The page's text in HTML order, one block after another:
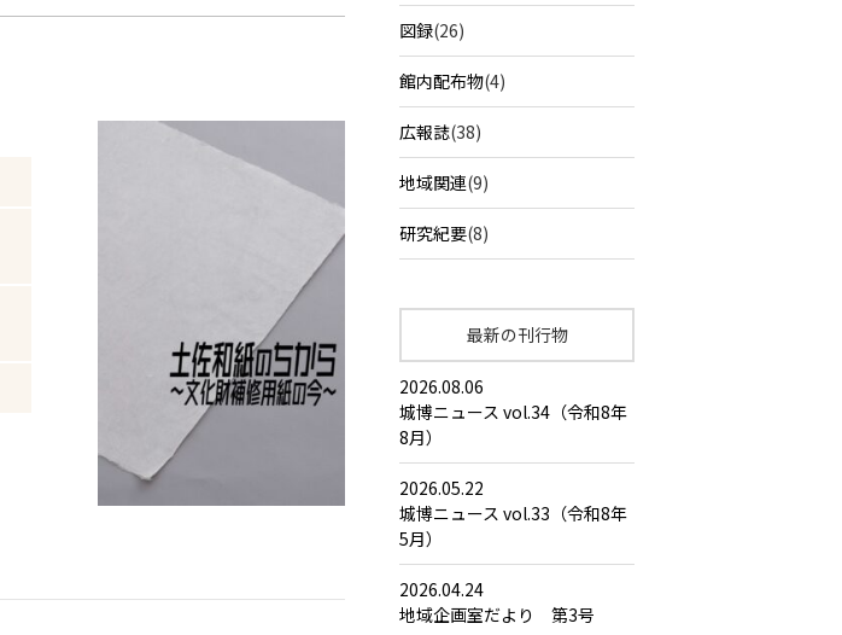
図録(26)
館内配布物(4)
広報誌(38)
地域関連(9)
研究紀要(8)
最新の刊行物
2026.08.06
城博ニュース vol.34（令和8年
8月）
2026.05.22
城博ニュース vol.33（令和8年
5月）
2026.04.24
地域企画室だより 第3号